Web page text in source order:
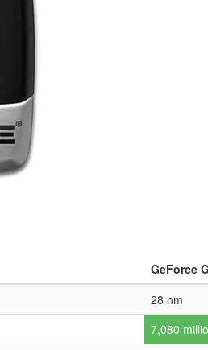
GeForce
28 nm
7,080